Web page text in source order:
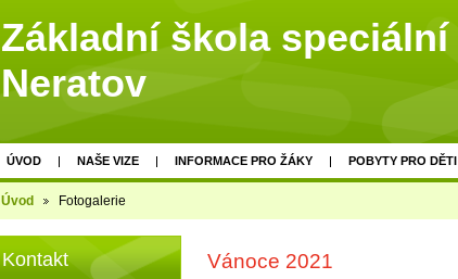
Základní škola speciální
Neratov
ÚVOD NAŠE VIZE INFORMACE PRO ŽÁKY POBYTY PRO DĚTI
Úvod Fotogalerie
Vánoce 2021
Kontakt